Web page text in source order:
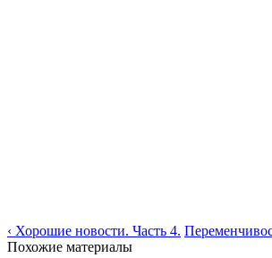
‹ Хорошие новости. Часть 4.
Похожие материалы